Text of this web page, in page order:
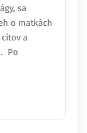
sa
o matkách
a
Po